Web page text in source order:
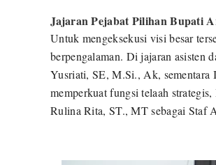
​Jajaran Pejabat Pilihan Bupati
​Untuk mengeksekusi visi besar
berpengalaman. Di jajaran asisten
Yusriati, SE, M.Si., Ak,
memperkuat fungsi telaah
Rulina Rita, ST., MT sebagai Staf